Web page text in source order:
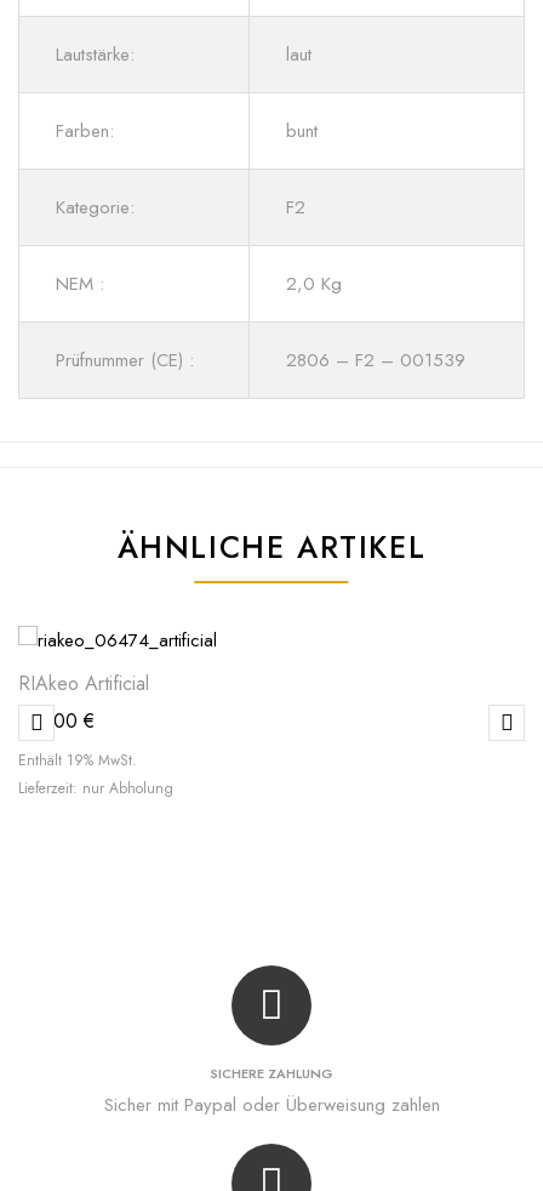
Lautstärke: laut
Farben: bunt
Kategorie: F2
NEM : 2,0 Kg
Prüfnummer (CE) : 2806 – F2 – 001539
ÄHNLICHE ARTIKEL
RIAkeo Artificial
219,00€
Enthält 19% MwSt.
Lieferzeit: nur Abholung
SICHERE ZAHLUNG
Sicher mit Paypal oder Überweisung zahlen